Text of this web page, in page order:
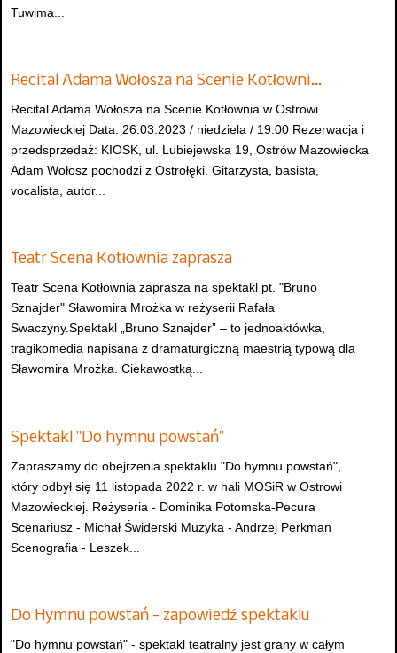
Tuwima...
Recital Adama Wołosza na Scenie Kotłowni…
Recital Adama Wołosza na Scenie Kotłownia w Ostrowi
Mazowieckiej Data: 26.03.2023 / niedziela / 19.00 Rezerwacja i
przedsprzedaż: KIOSK, ul. Lubiejewska 19, Ostrów Mazowiecka
Adam Wołosz pochodzi z Ostrołęki. Gitarzysta, basista,
vocalista, autor...
Teatr Scena Kotłownia zaprasza
Teatr Scena Kotłownia zaprasza na spektakl pt. "Bruno
Sznajder" Sławomira Mrożka w reżyserii Rafała
Swaczyny.Spektakl „Bruno Sznajder” – to jednoaktówka,
tragikomedia napisana z dramaturgiczną maestrią typową dla
Sławomira Mrożka. Ciekawostką...
Spektakl "Do hymnu powstań"
Zapraszamy do obejrzenia spektaklu "Do hymnu powstań",
który odbył się 11 listopada 2022 r. w hali MOSiR w Ostrowi
Mazowieckiej. Reżyseria - Dominika Potomska-Pecura
Scenariusz - Michał Świderski Muzyka - Andrzej Perkman
Scenografia - Leszek...
Do Hymnu powstań - zapowiedź spektaklu
"Do hymnu powstań" - spektakl teatralny jest grany w całym